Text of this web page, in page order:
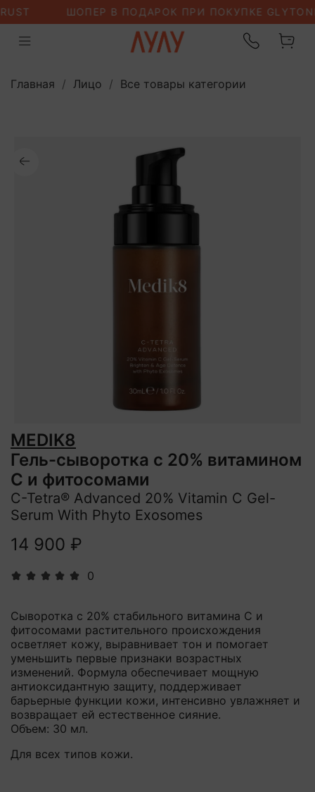
Главная Лицо Все товары категории
0
MEDIK8
Гель-сыворотка с 20% витамином
C и фитосомами
C-Tetra® Advanced 20% Vitamin C Gel-
Serum With Phyto Exosomes
14 900 ₽
Сыворотка с 20% стабильного витамина C и
фитосомами растительного происхождения
осветляет кожу, выравнивает тон и помогает
уменьшить первые признаки возрастных
изменений. Формула обеспечивает мощную
антиоксидантную защиту, поддерживает
барьерные функции кожи, интенсивно увлажняет и
возвращает ей естественное сияние.
Объем: 30 мл.
Для всех типов кожи.